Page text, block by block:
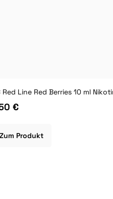
Red Line Red Berries 10 ml
€
Zum Produkt